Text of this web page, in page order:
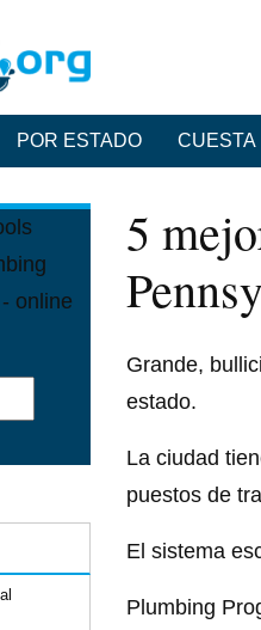
POR ESTADO CUESTA
online
5
Grande,
estado.
La ciudad
puestos de
El sistema
Plumbing